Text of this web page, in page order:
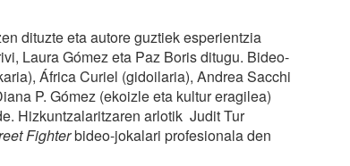
dituzte eta autore guztiek esperientzia
Laura Gómez eta Paz Boris ditugu. Bideo-
África Curiel (gidoilaria), Andrea Sacchi
P. Gómez (ekoizle eta kultur eragilea)
Hizkuntzalaritzaren arlotik Judit Tur
Fighterbideo-jokalari profesionala den